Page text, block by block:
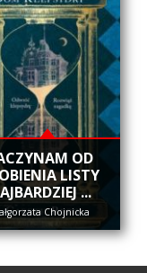
OD
LISTY
...
Chojnicka